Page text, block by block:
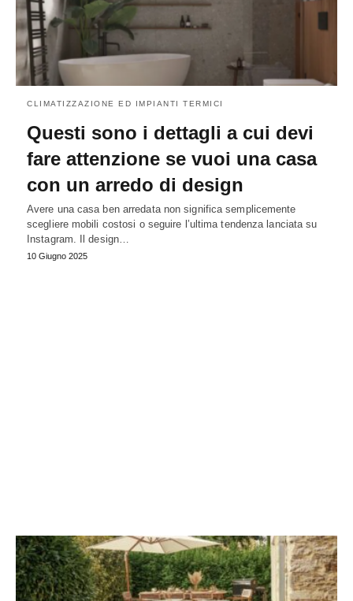
CLIMATIZZAZIONE ED IMPIANTI TERMICI
Questi sono i dettagli a cui devi
fare attenzione se vuoi una casa
con un arredo di design
Avere una casa ben arredata non significa semplicemente
scegliere mobili costosi o seguire l’ultima tendenza lanciata su
Instagram. Il design…
10 Giugno 2025